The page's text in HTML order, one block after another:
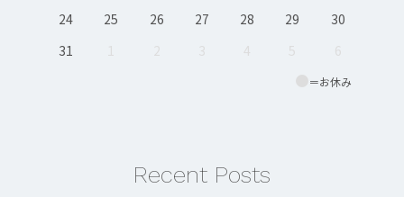
＝お休み
24
25 26 27 28 29
30
31
1 2 3 4 5 6
Recent Posts